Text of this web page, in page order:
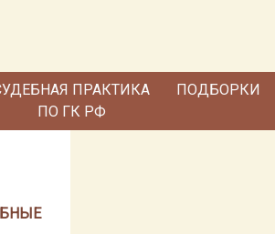
ПРАКТИКА
ПО ГК РФ
ПОДБОРКИ